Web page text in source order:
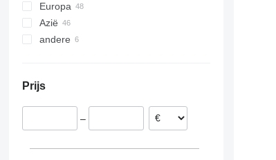
Europa
Polen
Denemarken
Letland
Azië
Turkije
andere
Prijs
–